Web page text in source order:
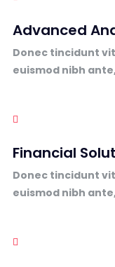
Advanced
Donec tincidunt
euismod nibh
Financial
Donec tincidunt
euismod nibh